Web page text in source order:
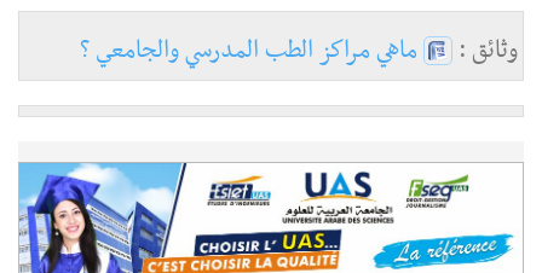
وثائق : ماهي مراكز الطب المدرسي والجامعي ؟